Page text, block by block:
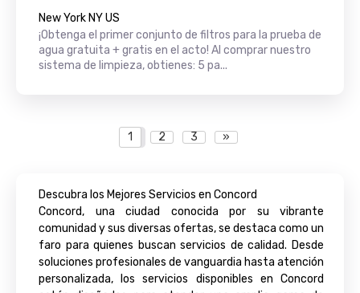
New York NY US
¡Obtenga el primer conjunto de filtros para la prueba de
agua gratuita + gratis en el acto! Al comprar nuestro
sistema de limpieza, obtienes: 5 pa...
1 2 3 »
Descubra los Mejores Servicios en Concord
Concord, una ciudad conocida por su vibrante
comunidad y sus diversas ofertas, se destaca como un
faro para quienes buscan servicios de calidad. Desde
soluciones profesionales de vanguardia hasta atención
personalizada, los servicios disponibles en Concord